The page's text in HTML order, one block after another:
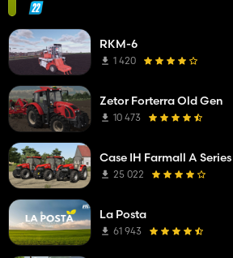
RKM-6
1 420
Zetor Forterra Old Gen
10 473
Case IH Farmall A Series
25 022
La Posta
61 943